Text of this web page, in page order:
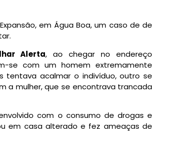
em Água Boa, um caso de de
Alerta, ao chegar no endereço
se com um homem extremamente
tentava acalmar o indivíduo, outro se
a mulher, que se encontrava trancada
com o consumo de drogas e
em casa alterado e fez ameaças de